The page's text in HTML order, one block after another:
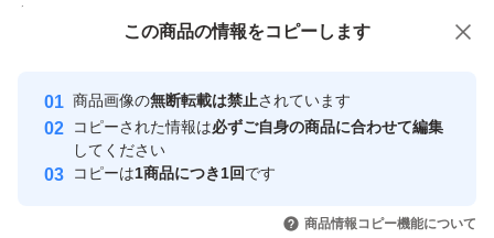
付与しています
安心取引出品者
心・安全なユーザーです
取引実績
引を完了させた実績があります
この商品の情報をコピーします
商品画像の無断転載は禁止されています
コピーされた情報は必ずご自身の商品に合わせて編集
してください
コピーは1商品につき1回です
商品情報コピー機能について
この商品をみている人にオススメ